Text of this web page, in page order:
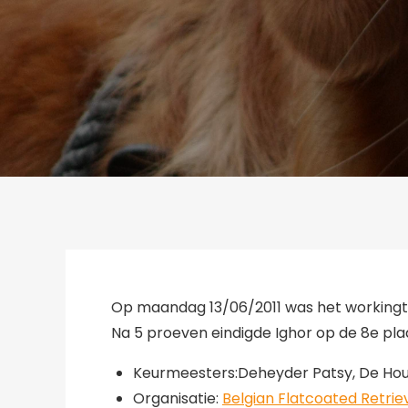
Op maandag 13/06/2011 was het
Na 5 proeven eindigde Ighor op de 8e
Keurmeesters:Deheyder Patsy, De
Organisatie: Belgian Flatcoated